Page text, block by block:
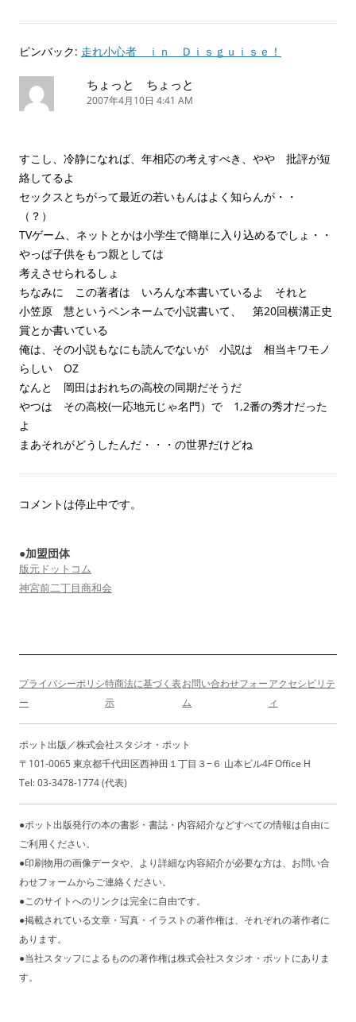
ピンバック: 走れ小心者 ｉｎ Ｄｉｓｇｕｉｓｅ！
ちょっと ちょっと
2007年4月10日 4:41 AM
すこし、冷静になれば、年相応の考えすべき、やや 批評が短
絡してるよ
セックスとちがって最近の若いもんはよく知らんが・・
（？）
TVゲーム、ネットとかは小学生で簡単に入り込めるでしょ・・
やっぱ子供をもつ親としては
考えさせられるしょ
ちなみに この著者は いろんな本書いているよ それと
小笠原 慧というペンネームで小説書いて、 第20回横溝正史
賞とか書いている
俺は、その小説もなにも読んでないが 小説は 相当キワモノ
らしい OZ
なんと 岡田はおれちの高校の同期だそうだ
やつは その高校(一応地元じゃ名門）で 1,2番の秀才だった
よ
まあそれがどうしたんだ・・・の世界だけどね
コメントは停止中です。
●加盟団体
版元ドットコム
神宮前二丁目商和会
プライバシーポリシ
ー
特商法に基づく表
示
お問い合わせフォー
ム
アクセシビリテ
ィ
ポット出版／株式会社スタジオ・ポット
〒101-0065 東京都千代田区西神田１丁目３−６ 山本ビル4F Office H
Tel: 03-3478-1774 (代表)
●ポット出版発行の本の書影・書誌・内容紹介などすべての情報は自由に
ご利用ください。
●印刷物用の画像データや、より詳細な内容紹介が必要な方は、お問い合
わせフォームからご連絡ください。
●このサイトへのリンクは完全に自由です。
●掲載されている文章・写真・イラストの著作権は、それぞれの著作者に
あります。
●当社スタッフによるものの著作権は株式会社スタジオ・ポットにありま
す。